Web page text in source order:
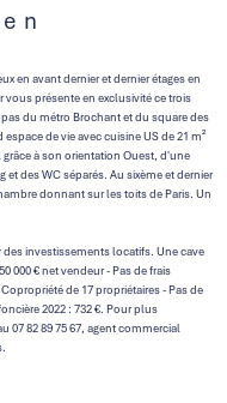
en avant dernier et dernier étages en
présente en exclusivité ce trois
du métro Brochant et du square des
de vie avec cuisine US de 21 m²
à son orientation Ouest, d'une
des WC séparés. Au sixème et dernier
donnant sur les toits de Paris. Un
investissements locatifs. Une cave
000 € net vendeur - Pas de frais
de 17 propriétaires - Pas de
2022 : 732 €. Pour plus
07 82 89 75 67, agent commercial